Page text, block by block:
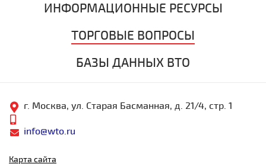
ИНФОРМАЦИОННЫЕ РЕСУРСЫ
ТОРГОВЫЕ ВОПРОСЫ
БАЗЫ ДАННЫХ ВТО
г. Москва, ул. Старая Басманная, д. 21/4, стр. 1
info@wto.ru
Карта сайта